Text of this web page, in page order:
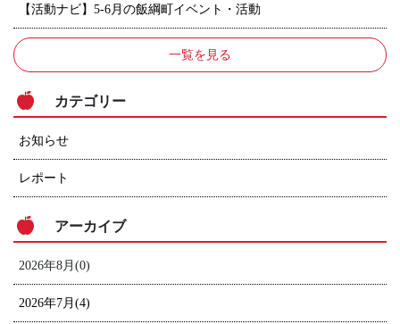
【活動ナビ】5-6月の飯綱町イベント・活動
一覧を見る
カテゴリー
お知らせ
レポート
アーカイブ
2026年8月(0)
2026年7月(4)